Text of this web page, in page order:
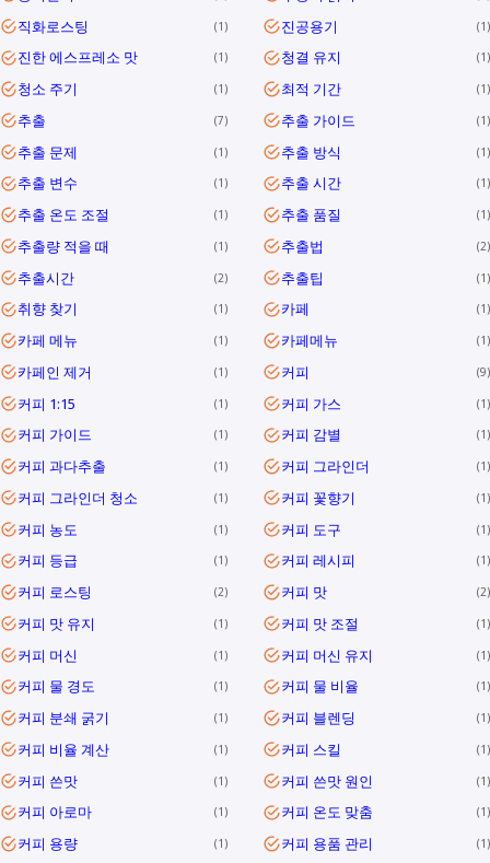
직화로스팅 1 진공용기 1
진한 에스프레소 맛 1 청결 유지 1
청소 주기 1 최적 기간 1
추출 7 추출 가이드 1
추출 문제 1 추출 방식 1
추출 변수 1 추출 시간 1
추출 온도 조절 1 추출 품질 1
추출량 적을 때 1 추출법 2
추출시간 2 추출팁 1
취향 찾기 1 카페 1
카페 메뉴 1 카페메뉴 1
카페인 제거 1 커피 9
커피 1:15 1 커피 가스 1
커피 가이드 1 커피 감별 1
커피 과다추출 1 커피 그라인더 1
커피 그라인더 청소 1 커피 꽃향기 1
커피 농도 1 커피 도구 1
커피 등급 1 커피 레시피 1
커피 로스팅 2 커피 맛 2
커피 맛 유지 1 커피 맛 조절 1
커피 머신 1 커피 머신 유지 1
커피 물 경도 1 커피 물 비율 1
커피 분쇄 굵기 1 커피 블렌딩 1
커피 비율 계산 1 커피 스킬 1
커피 쓴맛 1 커피 쓴맛 원인 1
커피 아로마 1 커피 온도 맞춤 1
커피 용량 1 커피 용품 관리 1